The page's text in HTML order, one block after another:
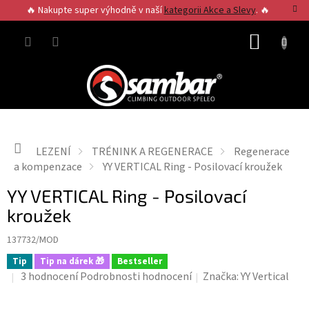
na
obsah
🔥 Nakupte super výhodně v našíkategorii Akce a Slevy. 🔥
Domů
LEZENÍ TRÉNINK A REGENERACE
Regenerace
a kompenzace
YY VERTICAL Ring - Posilovací kroužek
YY VERTICAL Ring - Posilovací
kroužek
137732/MOD
Tip Tip na dárek 🎁 Bestseller
Průměrné
3 hodnocení Podrobnosti hodnocení Značka:YY Vertical